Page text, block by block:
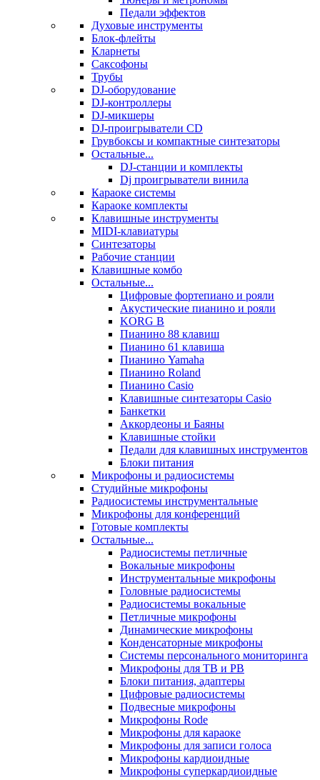
Педали эффектов
Духовые инструменты
Блок-флейты
Кларнеты
Саксофоны
Трубы
DJ-оборудование
DJ-контроллеры
DJ-микшеры
DJ-проигрыватели CD
Грувбоксы и компактные синтезаторы
Остальные...
DJ-станции и комплекты
Dj проигрыватели винила
Караоке системы
Караоке комплекты
Клавишные инструменты
MIDI-клавиатуры
Синтезаторы
Рабочие станции
Клавишные комбо
Остальные...
Цифровые фортепиано и рояли
Акустические пианино и рояли
KORG B
Пианино 88 клавиш
Пианино 61 клавиша
Пианино Yamaha
Пианино Roland
Пианино Casio
Клавишные синтезаторы Casio
Банкетки
Аккордеоны и Баяны
Клавишные стойки
Педали для клавишных инструментов
Блоки питания
Микрофоны и радиосистемы
Студийные микрофоны
Радиосистемы инструментальные
Микрофоны для конференций
Готовые комплекты
Остальные...
Радиосистемы петличные
Вокальные микрофоны
Инструментальные микрофоны
Головные радиосистемы
Радиосистемы вокальные
Петличные микрофоны
Динамические микрофоны
Конденсаторные микрофоны
Системы персонального мониторинга
Микрофоны для ТВ и РВ
Блоки питания, адаптеры
Цифровые радиосистемы
Подвесные микрофоны
Микрофоны Rode
Микрофоны для караоке
Микрофоны для записи голоса
Микрофоны кардиоидные
Микрофоны суперкардиоидные